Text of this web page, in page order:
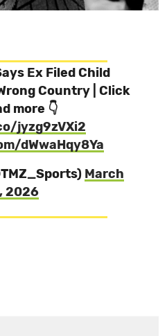
Ex Filed Child
Country | Click
more 👇
jyzg9zVXi2
dWwaHqy8Ya
March
2026